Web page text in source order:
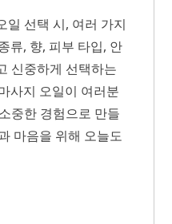
일 선택 시, 여러 가지
류, 향, 피부 타입, 안
신중하게 선택하는
사지 오일이 여러분
중한 경험으로 만들
마음을 위해 오늘도